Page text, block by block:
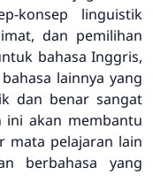
konsep linguistik
dan pemilihan
bahasa Inggris,
lainnya yang
dan benar sangat
ini akan membantu
mata pelajaran lain
berbahasa yang